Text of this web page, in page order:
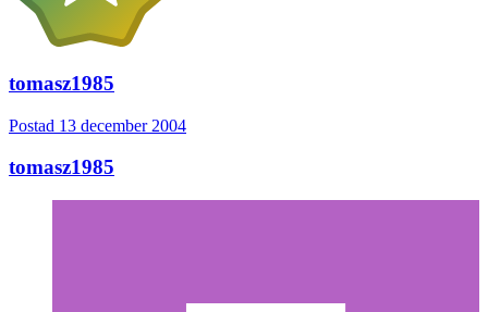
tomasz1985
Postad 13 december 2004
tomasz1985